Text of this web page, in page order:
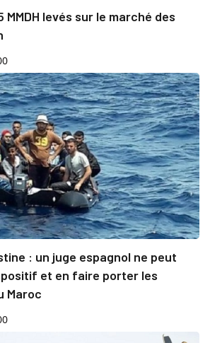
MMDH levés sur le marché des
: un juge espagnol ne peut
et en faire porter les
Maroc